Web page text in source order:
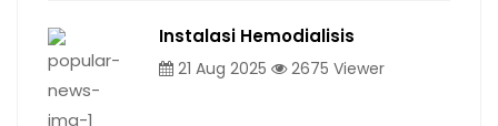
Instalasi Hemodialisis
21 Aug 2025 2675 Viewer